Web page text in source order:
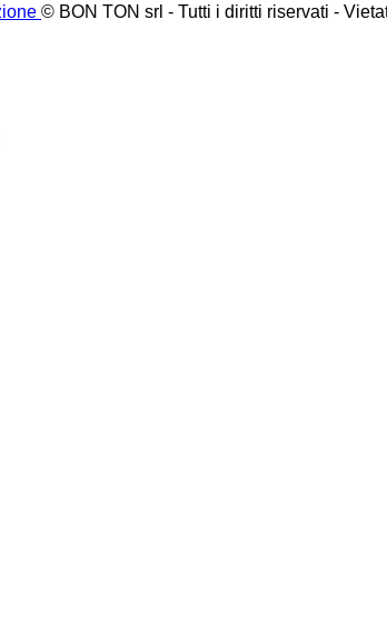
© BON TON srl - Tutti i diritti riservati -